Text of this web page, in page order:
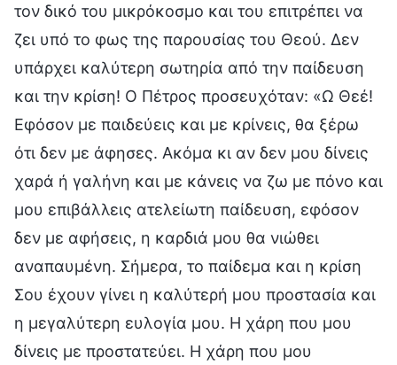
τον δικό του μικρόκοσμο και του επιτρέπει να
ζει υπό το φως της παρουσίας του Θεού. Δεν
υπάρχει καλύτερη σωτηρία από την παίδευση
και την κρίση! Ο Πέτρος προσευχόταν: «Ω Θεέ!
Εφόσον με παιδεύεις και με κρίνεις, θα ξέρω
ότι δεν με άφησες. Ακόμα κι αν δεν μου δίνεις
χαρά ή γαλήνη και με κάνεις να ζω με πόνο και
μου επιβάλλεις ατελείωτη παίδευση, εφόσον
δεν με αφήσεις, η καρδιά μου θα νιώθει
αναπαυμένη. Σήμερα, το παίδεμα και η κρίση
Σου έχουν γίνει η καλύτερή μου προστασία και
η μεγαλύτερη ευλογία μου. Η χάρη που μου
δίνεις με προστατεύει. Η χάρη που μου